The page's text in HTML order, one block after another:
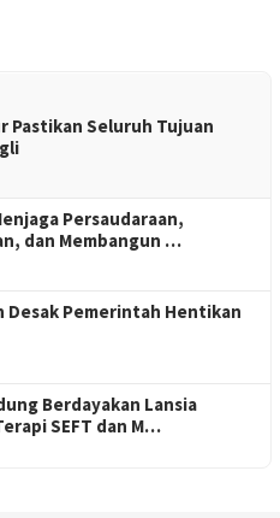
Pastikan Seluruh Tujuan
Persaudaraan,
dan Membangun …
Desak Pemerintah Hentikan
Berdayakan Lansia
SEFT dan M…